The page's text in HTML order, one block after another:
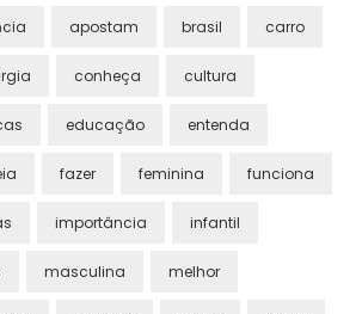
apostam brasil carro
conheça cultura
educação entenda
fazer feminina funciona
importância infantil
masculina melhor